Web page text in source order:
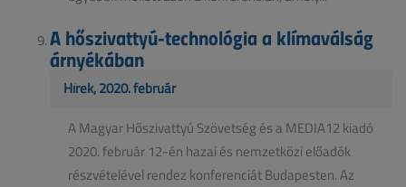
A hőszivattyú-technológia a klímaválság
árnyékában
Hírek, 2020. február
A Magyar Hőszivattyú Szövetség és a MEDIA12 kiadó
2020. február 12-én hazai és nemzetközi előadók
részvételével rendez konferenciát Budapesten. Az